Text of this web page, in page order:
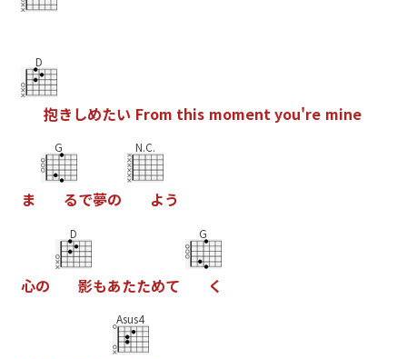
D
抱き しめたい From this momentyou're mine
ま
G
るで夢の
N.C.
よう
心の
D
影もあたためて
G
く
Asus4